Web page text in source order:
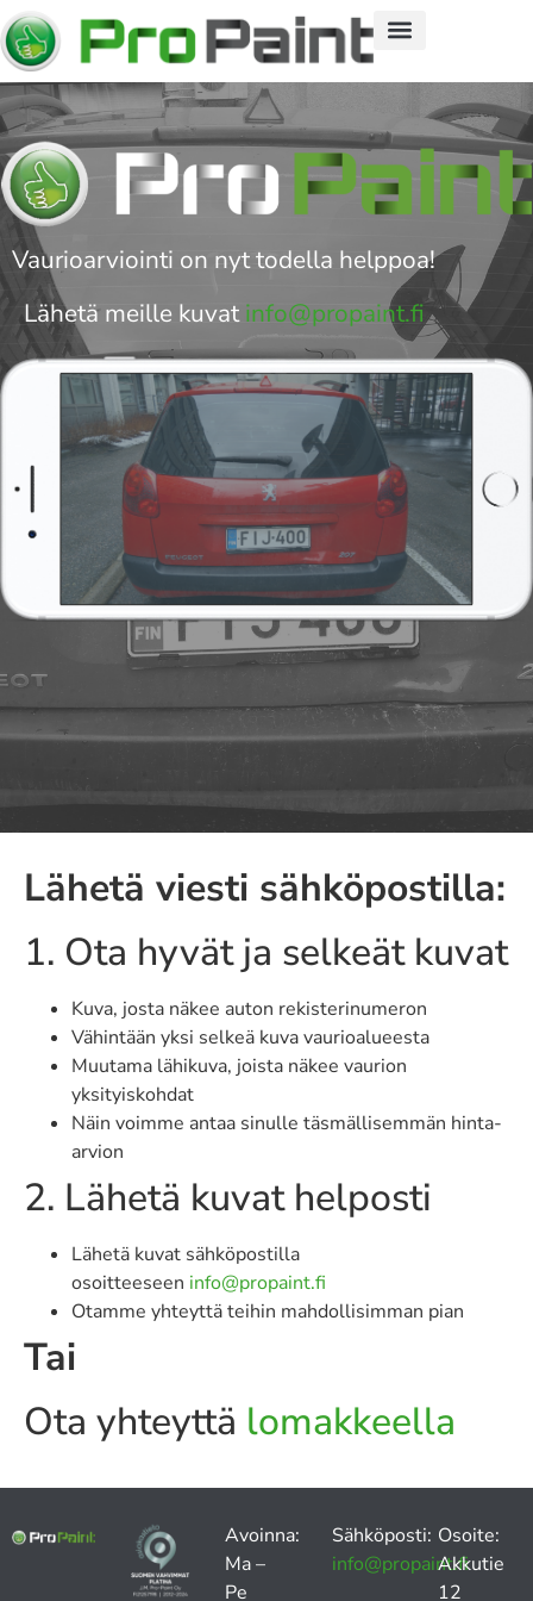
Vaurioarviointi on nyt todella helppoa!
Lähetä meille kuvatinfo@propaint.fi
Lähetä viesti sähköpostilla:
1. Ota hyvät ja selkeät kuvat
Kuva, josta näkee auton rekisterinumeron
Vähintään yksi selkeä kuva vaurioalueesta
Muutama lähikuva, joista näkee vaurion
yksityiskohdat
Näin voimme antaa sinulle täsmällisemmän hinta-
arvion
2. Lähetä kuvat helposti
Lähetä kuvat sähköpostilla
osoitteeseen info@propaint.fi
Otamme yhteyttä teihin mahdollisimman pian
Tai
Ota yhteyttä lomakkeella
Avoinna:
Ma –
Pe
Sähköposti:
info@propaint.fi
Osoite:
Akkutie
12